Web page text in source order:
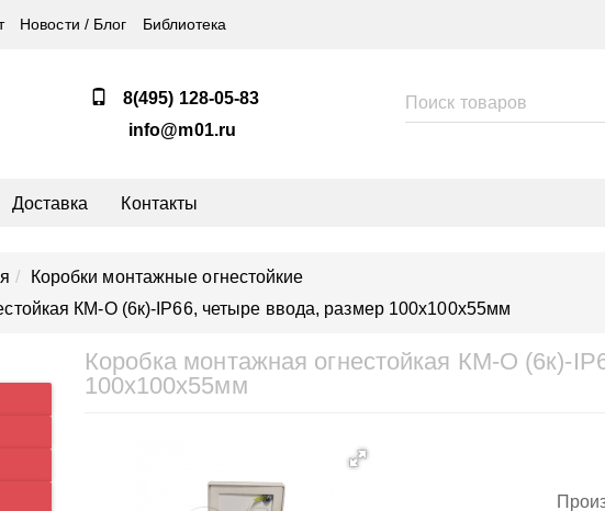
Новости / Блог Библиотека
8(495) 128-05-83
info@m01.ru
Доставка Контакты
Коробки монтажные огнестойкие
КМ-О (6к)-IP66, четыре ввода, размер 100х100x55мм
Коробка монтажная огнестойкая КМ-О (6к)-
100х100x55мм